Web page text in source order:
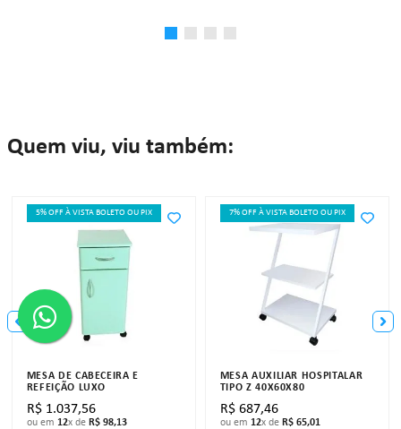
Quem viu, viu também:
5% OFF À VISTA BOLETO OU PIX
MESA DE CABECEIRA E
REFEIÇÃO LUXO
R$ 1.037,56
ou em 12x de R$ 98,13
7% OFF À VISTA BOLETO OU PIX
MESA AUXILIAR HOSPITALAR
TIPO Z 40X60X80
R$ 687,46
ou em 12x de R$ 65,01